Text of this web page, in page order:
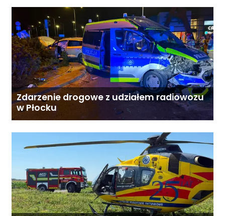
Zdarzenie drogowe z udziałem radiowozu
w Płocku